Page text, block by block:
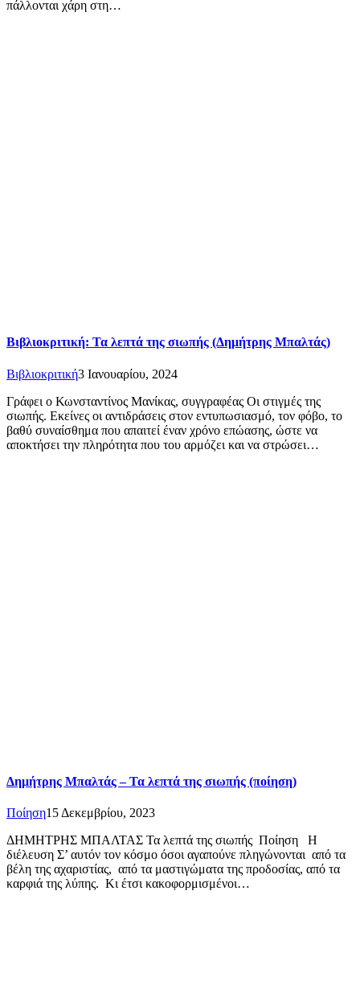
πάλλονται χάρη στη…
Βιβλιοκριτική: Τα λεπτά της σιωπής (Δημήτρης Μπαλτάς)
Βιβλιοκριτική3 Ιανουαρίου, 2024
Γράφει ο Κωνσταντίνος Μανίκας, συγγραφέας Οι στιγμές της
σιωπής. Εκείνες οι αντιδράσεις στον εντυπωσιασμό, τον φόβο, το
βαθύ συναίσθημα που απαιτεί έναν χρόνο επώασης, ώστε να
αποκτήσει την πληρότητα που του αρμόζει και να στρώσει…
Δημήτρης Μπαλτάς – Τα λεπτά της σιωπής (ποίηση)
Ποίηση15 Δεκεμβρίου, 2023
ΔΗΜΗΤΡΗΣ ΜΠΑΛΤΑΣ Τα λεπτά της σιωπής Ποίηση Η
διέλευση Σ’ αυτόν τον κόσμο όσοι αγαπούνε πληγώνονται από τα
βέλη της αχαριστίας, από τα μαστιγώματα της προδοσίας, από τα
καρφιά της λύπης. Κι έτσι κακοφορμισμένοι…